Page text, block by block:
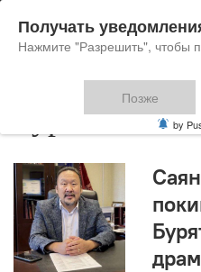
Бурятский
Получать
Нажмите "Разрешить", чтобы
Позже
by